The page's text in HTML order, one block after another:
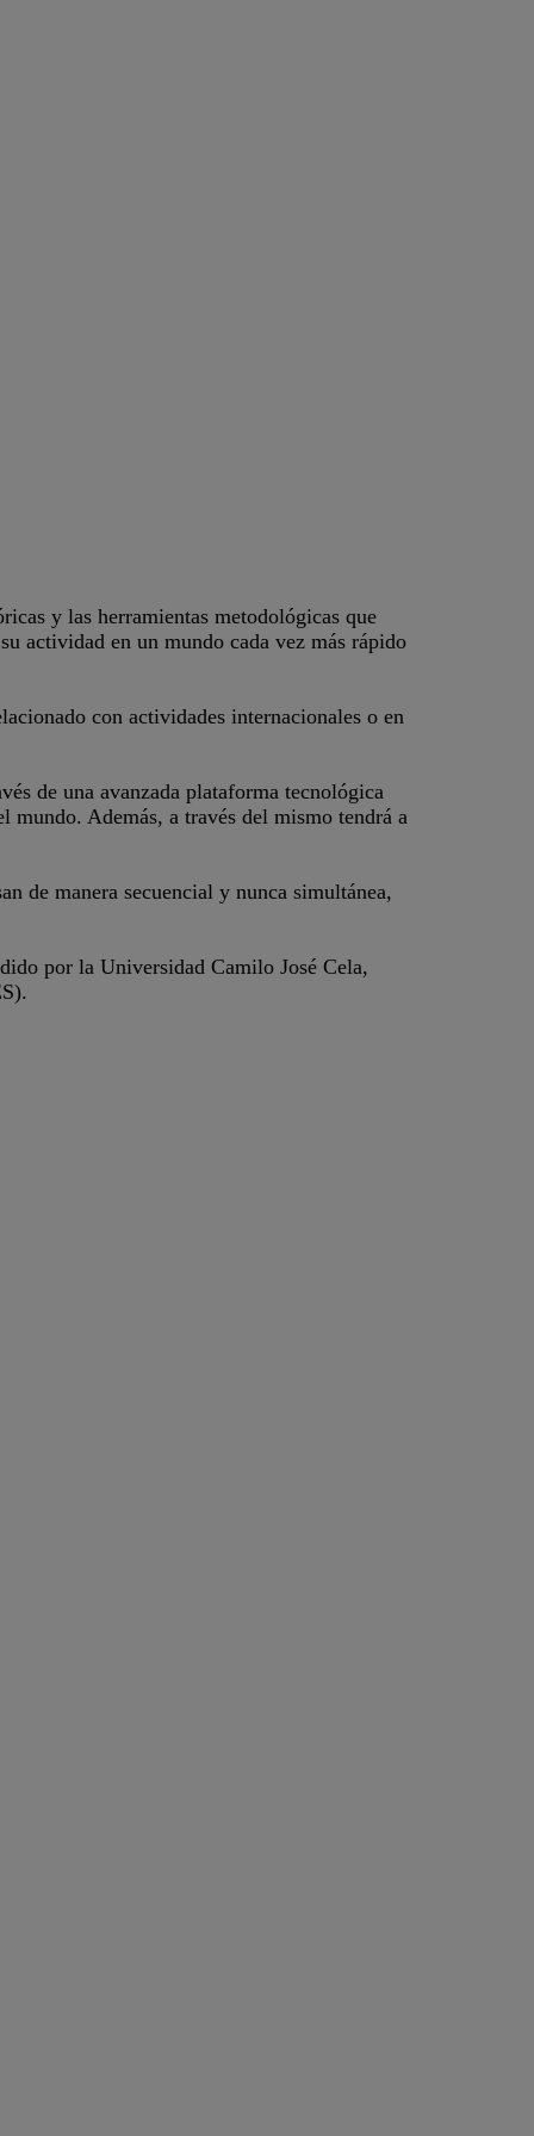
y las herramientas metodológicas que
actividad en un mundo cada vez más rápido
con actividades internacionales o en
de una avanzada plataforma tecnológica
mundo. Además, a través del mismo tendrá a
de manera secuencial y nunca simultánea,
por la Universidad Camilo José Cela,